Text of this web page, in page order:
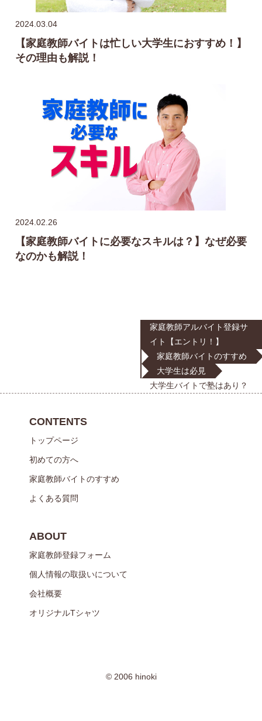
2024.03.04
【家庭教師バイトは忙しい大学生におすすめ！】
その理由も解説！
2024.02.26
【家庭教師バイトに必要なスキルは？】なぜ必要
なのかも解説！
家庭教師アルバイト登録サ
イト【エントリ！】
家庭教師バイトのすすめ
大学生は必見
大学生バイトで塾はあり？
CONTENTS
トップページ
初めての方へ
家庭教師バイトのすすめ
よくある質問
ABOUT
家庭教師登録フォーム
個人情報の取扱いについて
会社概要
オリジナルTシャツ
© 2006 hinoki